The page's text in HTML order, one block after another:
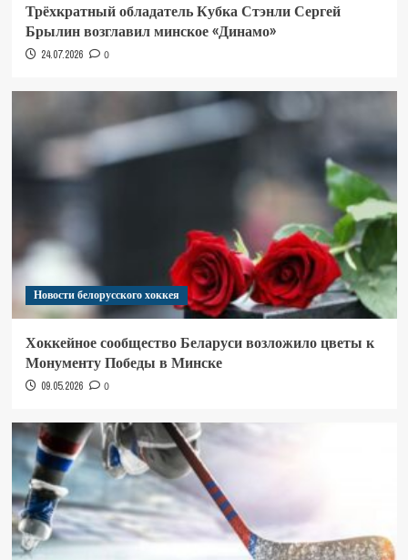
Трёхкратный обладатель Кубка Стэнли Сергей
Брылин возглавил минское «Динамо»
24.07.2026 0
Новости белорусского хоккея
Хоккейное сообщество Беларуси возложило цветы к
Монументу Победы в Минске
09.05.2026 0